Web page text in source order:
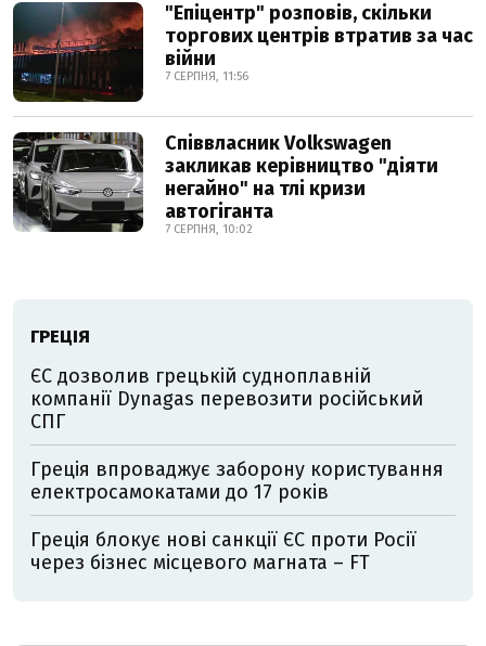
"Епіцентр" розповів, скільки
торгових центрів втратив за час
війни
7 СЕРПНЯ, 11:56
Співвласник Volkswagen
закликав керівництво "діяти
негайно" на тлі кризи
автогіганта
7 СЕРПНЯ, 10:02
ГРЕЦІЯ
ЄС дозволив грецькій судноплавній
компанії Dynagas перевозити російський
СПГ
Греція впроваджує заборону користування
електросамокатами до 17 років
Греція блокує нові санкції ЄС проти Росії
через бізнес місцевого магната – FT